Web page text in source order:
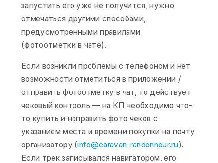
запустить его уже не получится, нужно
отмечаться другими способами,
предусмотренными правилами
(фотоотметки в чате).
Если возникли проблемы с телефоном и нет
возможности отметиться в приложении /
отправить фотоотметку в чат, то действует
чековый контроль — на КП необходимо что-
то купить и направить фото чеков с
указанием места и времени покупки на почту
организатору (info@caravan-randonneur.ru).
Если трек записывался навигатором, его